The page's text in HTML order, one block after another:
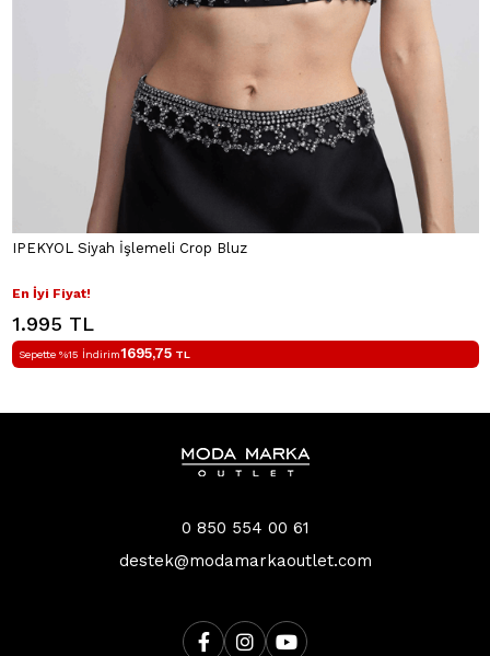
IPEKYOL Siyah İşlemeli Crop Bluz
En İyi Fiyat!
1.995 TL
Sepette %15 İndirim1695,75 TL
0 850 554 00 61
destek@modamarkaoutlet.com